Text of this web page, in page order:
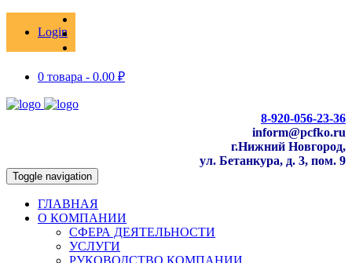
Login
0 товара - 0.00 ₽
8-920-056-23-36
inform@pcfko.ru
г.Нижний Новгород,
ул. Бетанкура, д. 3, пом. 9
Toggle navigation
ГЛАВНАЯ
О КОМПАНИИ
СФЕРА ДЕЯТЕЛЬНОСТИ
УСЛУГИ
РУКОВОДСТВО КОМПАНИИ